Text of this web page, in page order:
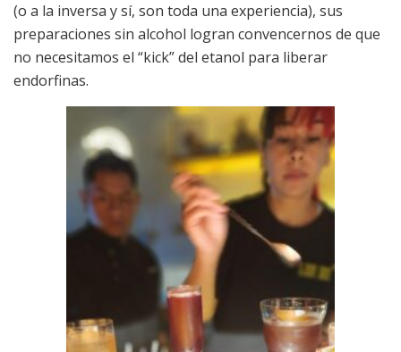
(o a la inversa y sí, son toda una experiencia), sus
preparaciones sin alcohol logran convencernos de que
no necesitamos el “kick” del etanol para liberar
endorfinas.